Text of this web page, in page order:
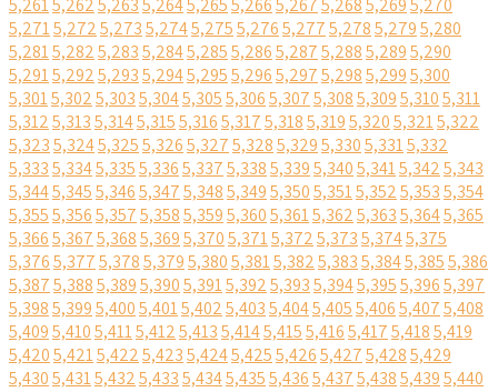
5,2615,2625,2635,2645,2655,2665,2675,2685,2695,270
5,2715,2725,2735,2745,2755,2765,2775,2785,2795,280
5,2815,2825,2835,2845,2855,2865,2875,2885,2895,290
5,2915,2925,2935,2945,2955,2965,2975,2985,2995,300
5,3015,3025,3035,3045,3055,3065,3075,3085,3095,3105,311
5,3125,3135,3145,3155,3165,3175,3185,3195,3205,3215,322
5,3235,3245,3255,3265,3275,3285,3295,3305,3315,332
5,3335,3345,3355,3365,3375,3385,3395,3405,3415,3425,343
5,3445,3455,3465,3475,3485,3495,3505,3515,3525,3535,354
5,3555,3565,3575,3585,3595,3605,3615,3625,3635,3645,365
5,3665,3675,3685,3695,3705,3715,3725,3735,3745,375
5,3765,3775,3785,3795,3805,3815,3825,3835,3845,3855,386
5,3875,3885,3895,3905,3915,3925,3935,3945,3955,3965,397
5,3985,3995,4005,4015,4025,4035,4045,4055,4065,4075,408
5,4095,4105,4115,4125,4135,4145,4155,4165,4175,4185,419
5,4205,4215,4225,4235,4245,4255,4265,4275,4285,429
5,4305,4315,4325,4335,4345,4355,4365,4375,4385,4395,440